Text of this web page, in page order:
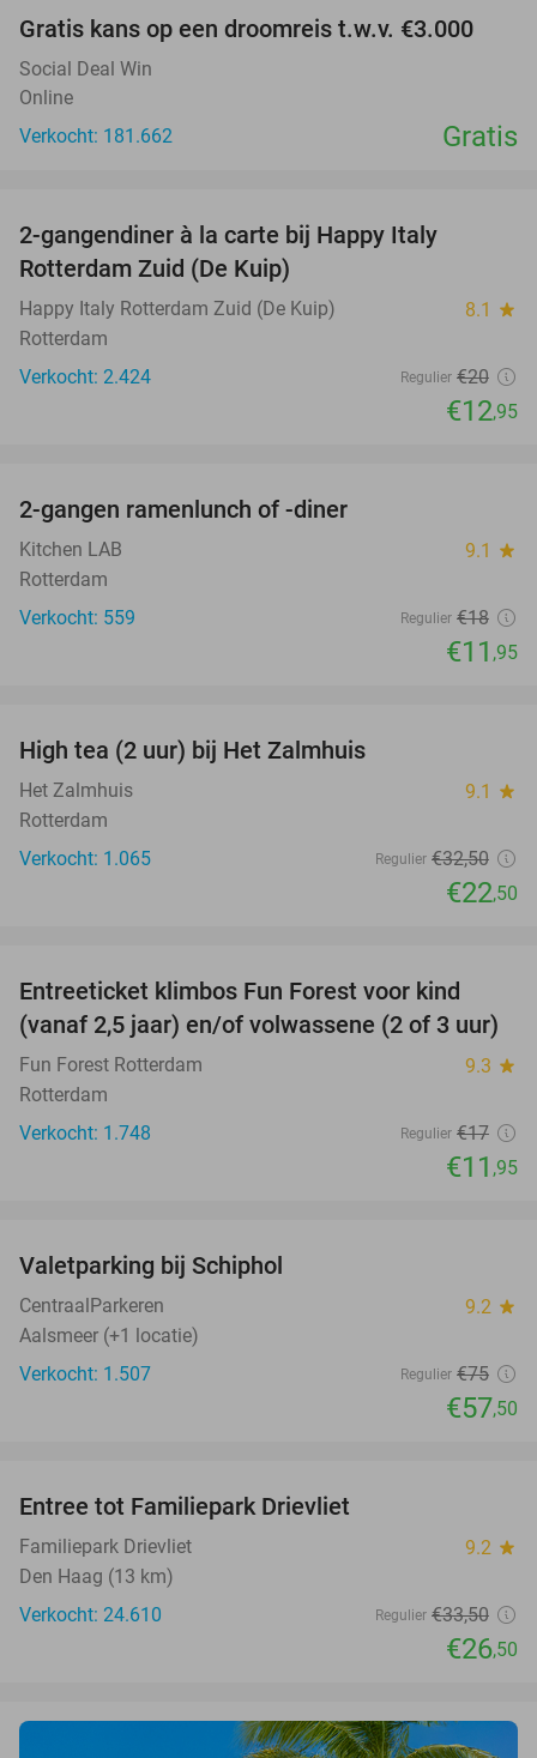
Gratis kans op een droomreis t.w.v. €3.000
Social Deal Win
Online
Verkocht: 181.662
Gratis
2-gangendiner à la carte bij Happy Italy
Rotterdam Zuid (De Kuip)
Happy Italy Rotterdam Zuid (De Kuip) 8.1 star
Rotterdam
Verkocht: 2.424
Regulier €20
€12,95
2-gangen ramenlunch of -diner
Kitchen LAB 9.1 star
Rotterdam
Verkocht: 559
Regulier €18
€11 ,95
High tea (2 uur) bij Het Zalmhuis
Het Zalmhuis 9.1 star
Rotterdam
Verkocht: 1.065
Regulier €32,50
€22,50
Entreeticket klimbos Fun Forest voor kind
(vanaf 2,5 jaar) en/of volwassene (2 of 3 uur)
Fun Forest Rotterdam 9.3 star
Rotterdam
Verkocht: 1.748
Regulier €17
€11 ,95
Valetparking bij Schiphol
CentraalParkeren 9.2 star
Aalsmeer (+1 locatie)
Verkocht: 1.507
Regulier €75
€57,50
Entree tot Familiepark Drievliet
Familiepark Drievliet 9.2 star
Den Haag (13 km)
Verkocht: 24.610
Regulier €33,50
€26,50